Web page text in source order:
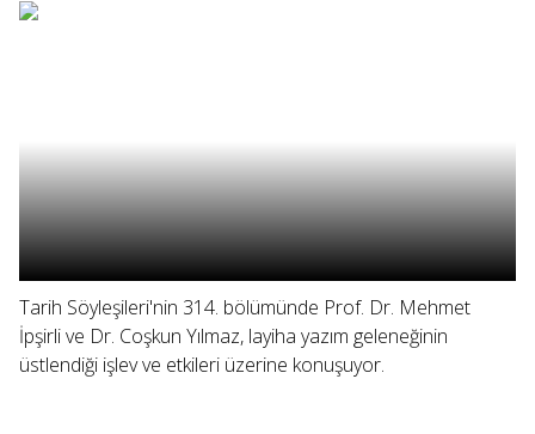
Tarih Söyleşileri'nin 314. bölümünde Prof. Dr. Mehmet
İpşirli ve Dr. Coşkun Yılmaz, layiha yazım geleneğinin
üstlendiği işlev ve etkileri üzerine konuşuyor.